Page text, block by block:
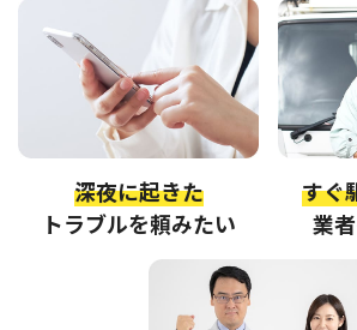
深夜に起きた
トラブルを頼みたい
すぐ
業